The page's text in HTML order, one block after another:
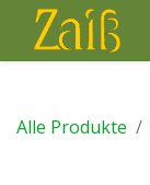
Alle Produkte